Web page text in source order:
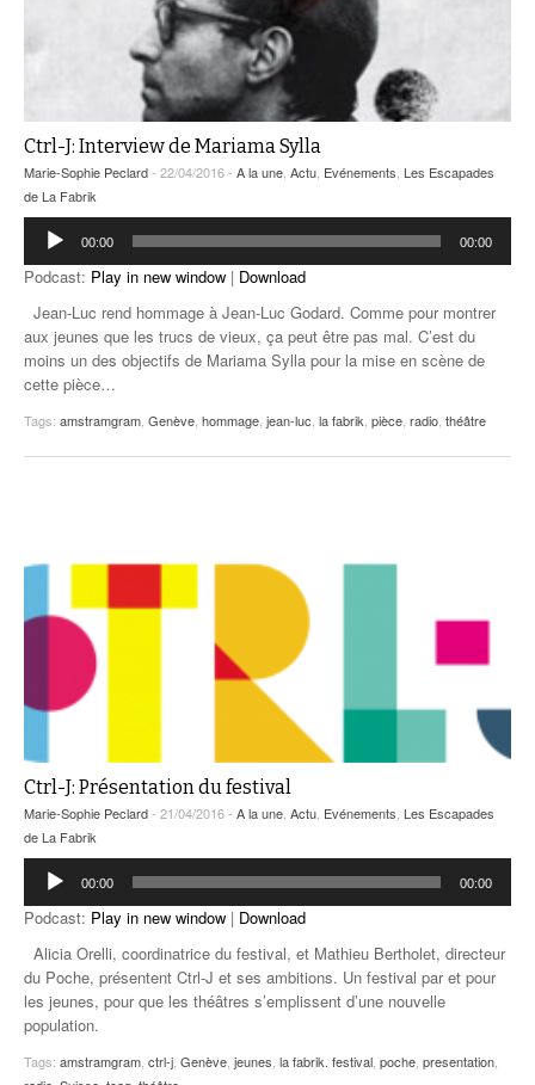
Ctrl-J: Interview de Mariama Sylla
Marie-Sophie Peclard- 22/04/2016 - A la une Actu Evénements Les Escapades
de La Fabrik
Lecteur
audio
00:00 00:00
Podcast: Play in new window | Download
Jean-Luc rend hommage à Jean-Luc Godard. Comme pour montrer
aux jeunes que les trucs de vieux, ça peut être pas mal. C’est du
moins un des objectifs de Mariama Sylla pour la mise en scène de
cette pièce…
Tags: amstramgram Genève hommage jean-luc la fabrik pièce radio théâtre
Ctrl-J: Présentation du festival
Marie-Sophie Peclard- 21/04/2016 - A la une, Actu, Evénements, Les Escapades
de La Fabrik
Lecteur
audio
00:00 00:00
Podcast: Play in new window | Download
Alicia Orelli, coordinatrice du festival, et Mathieu Bertholet, directeur
du Poche, présentent Ctrl-J et ses ambitions. Un festival par et pour
les jeunes, pour que les théâtres s’emplissent d’une nouvelle
population.
Tags: amstramgram, ctrl-j, Genève, jeunes, la fabrik. festival, poche, presentation,